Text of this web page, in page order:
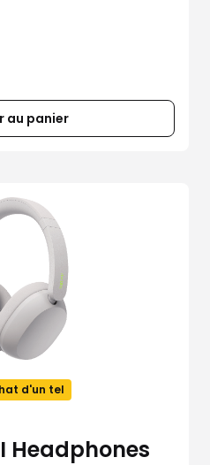
au panier
d'un tel
Headphones